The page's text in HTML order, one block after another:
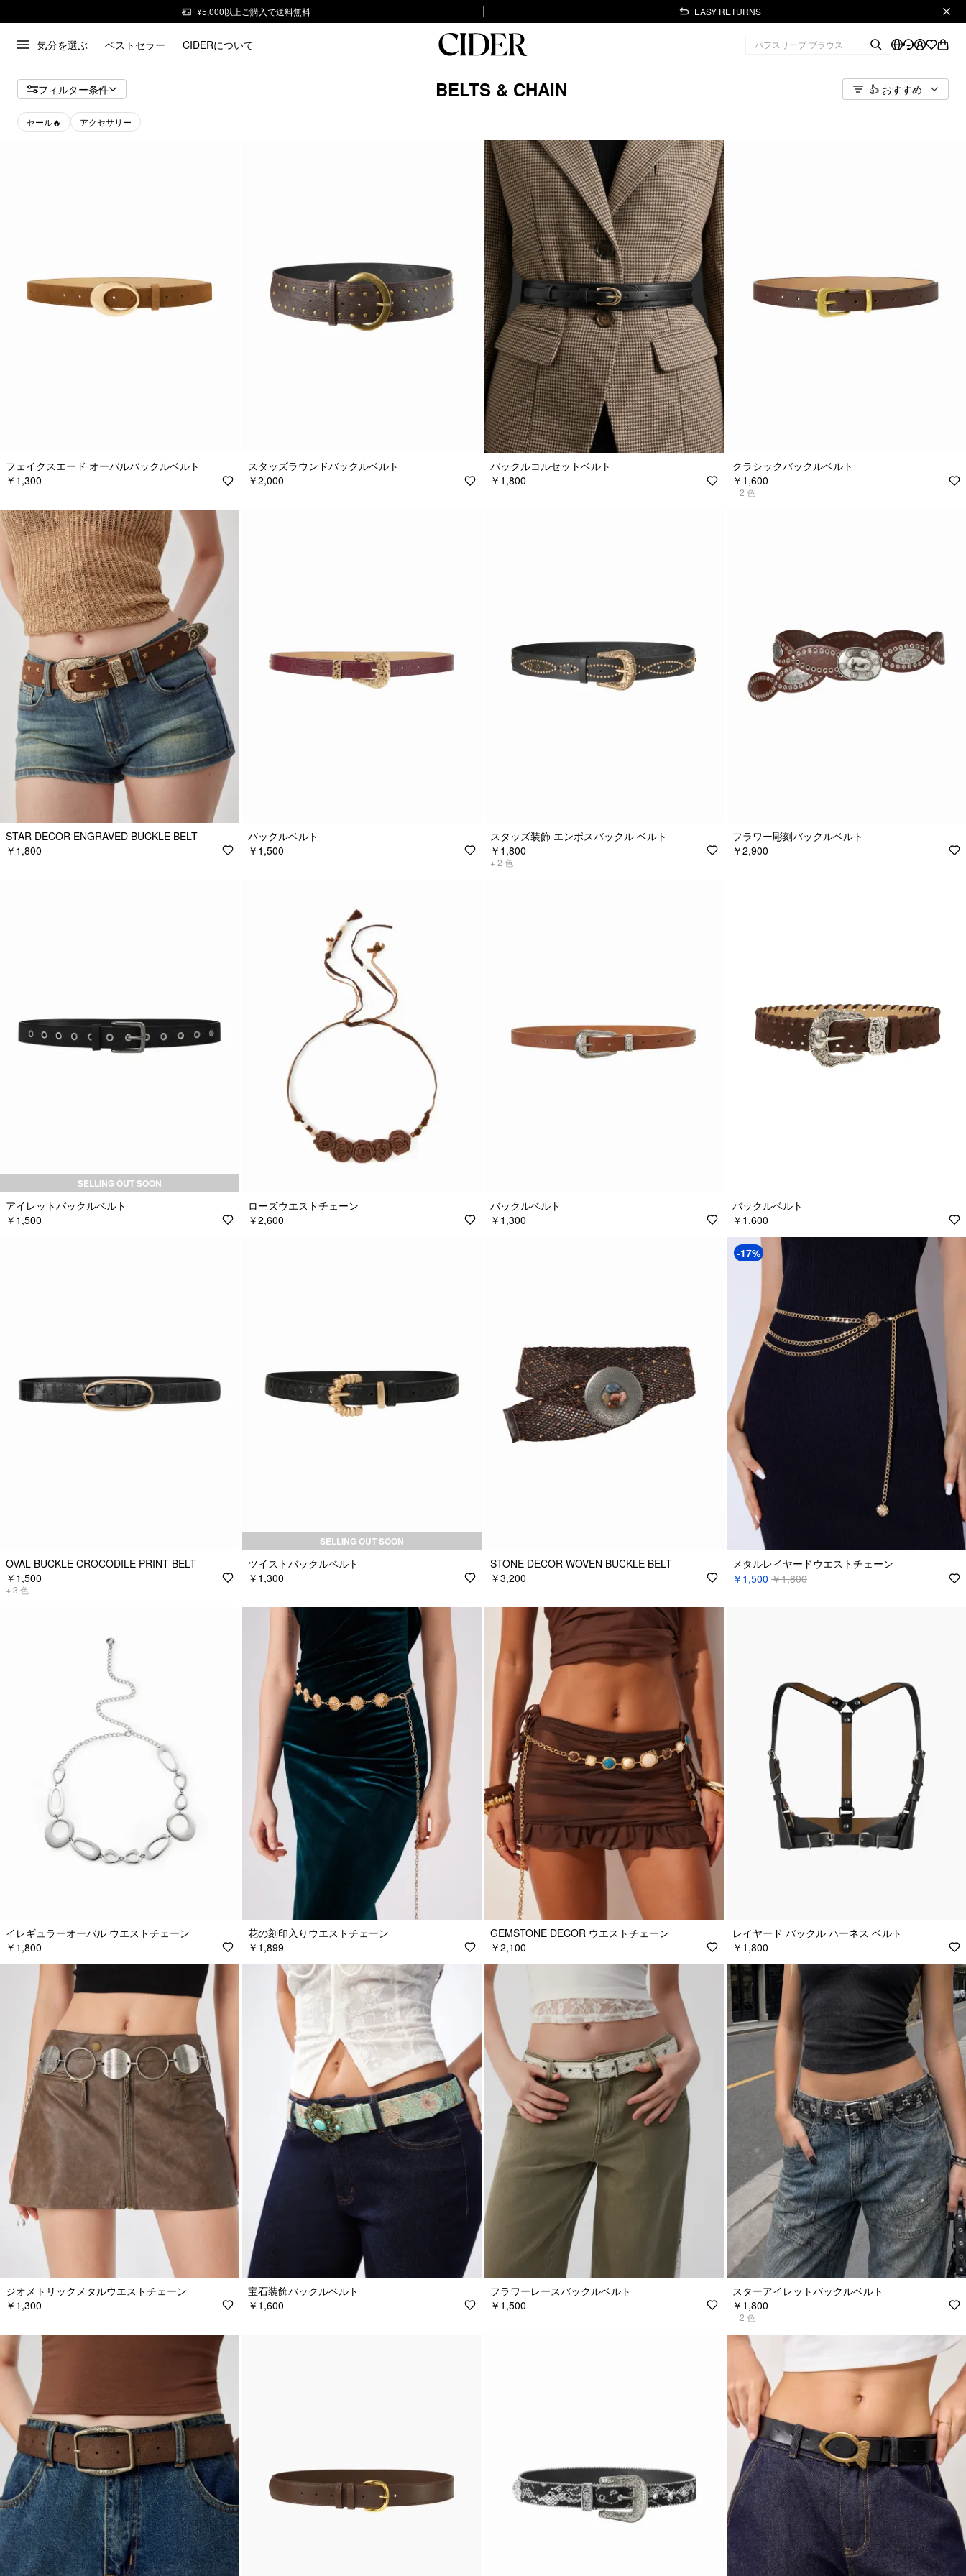
¥5,000以上ご購入で送料無料 EASY RETURNS
気分を選ぶ ベストセラー CIDERについて
フィルター条件 BELTS & CHAIN 👍 おすすめ
セール🔥 アクセサリー
フェイクスエード オーバルバックルベルト
￥1,300
スタッズラウンドバックルベルト
￥2,000
バックルコルセットベルト
￥1,800
クラシックバックルベルト
￥1,600
+ 2 色
STAR DECOR ENGRAVED BUCKLE BELT
￥1,800
バックルベルト
￥1,500
スタッズ装飾 エンボスバックル ベルト
￥1,800
+ 2 色
フラワー彫刻バックルベルト
￥2,900
SELLING OUT SOON
アイレットバックルベルト
￥1,500
ローズウエストチェーン
￥2,600
バックルベルト
￥1,300
バックルベルト
￥1,600
OVAL BUCKLE CROCODILE PRINT BELT
￥1,500
+ 3 色
SELLING OUT SOON
ツイストバックルベルト
￥1,300
STONE DECOR WOVEN BUCKLE BELT
￥3,200
-17%
メタルレイヤードウエストチェーン
￥1,500 ￥1,800
イレギュラーオーバル ウエストチェーン
￥1,800
花の刻印入りウエストチェーン
￥1,899
GEMSTONE DECOR ウエストチェーン
￥2,100
レイヤード バックル ハーネス ベルト
￥1,800
ジオメトリックメタルウエストチェーン
￥1,300
宝石装飾バックルベルト
￥1,600
フラワーレースバックルベルト
￥1,500
スターアイレットバックルベルト
￥1,800
+ 2 色